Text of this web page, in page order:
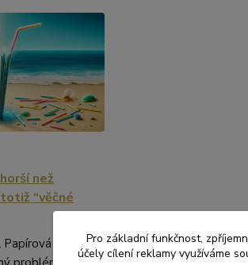
než
“věčné
brčka
Pro základní funkčnost,
účely cílení reklamy využíváme